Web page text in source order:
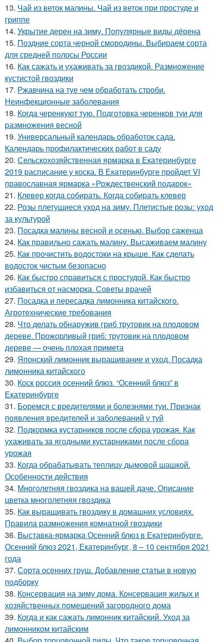
13. Чай из веток малины. Чай из веток при простуде и
гриппе
14. Укрытие дерен на зиму. Популярные виды дёрена
15. Поздние сорта черной смородины. Выбираем сорта
для средней полосы России
16. Как сажать и ухаживать за гвоздикой. Размножение
кустистой гвоздики
17. Ржавчина на туе чем обработать строби.
Неинфекционные заболевания
18. Когда черенкуют тую. Подготовка черенков туи для
размножения весной
19. Универсальный календарь обработок сада.
Календарь профилактических работ в саду
20. Сельскохозяйственная ярмарка в Екатеринбурге
2019 расписание у коска. В Екатеринбурге пройдет VI
православная ярмарка «Рождественский подарок»
21. Клевер когда собирать. Когда собирать клевер
22. Розы плетущиеся уход на зиму. Плетистые розы: уход
за культурой
23. Посадка малины весной и осенью. Выбор саженца
24. Как правильно сажать малину. Высаживаем малину
25. Как прочистить водостоки на крыше. Как сделать
водосток чистым безопасно
26. Как быстро справиться с простудой. Как быстро
избавиться от насморка. Советы врачей
27. Посадка и пересадка лимонника китайского.
Агротехнические требования
28. Что делать обнаружив гриб трутовик на плодовом
дереве. Прожорливый гриб: трутовик на плодовом
дереве — очень плохая примета
29. Японский лимонник выращивание и уход. Посадка
лимонника китайского
30. Коск россия осенний блюз. “Осенний блюз” в
Екатеринбурге
31. Боремся с вредителями и болезнями туи. Признак
появления вредителей и заболеваний у туй
32. Подкормка кустарников после сбора урожая. Как
ухаживать за ягодными кустарниками после сбора
урожая
33. Когда обрабатывать теплицу дымовой шашкой.
Особенности действия
34. Многолетняя гвоздика на вашей даче. Описание
цветка многолетняя гвоздика
35. Как выращивать гвоздику в домашних условиях.
Правила размножения комнатной гвоздики
36. Выставка-ярмарка Осенний блюз в Екатеринбурге.
Осенний блюз 2021, Екатеринбург, 8 – 10 сентября 2021
года
37. Сорта осенних груш. Добавление статьи в новую
подборку
38. Консервация на зиму дома. Консервация жилых и
хозяйственных помещений загородного дома
39. Когда и как сажать лимонник китайский. Уход за
лимонником китайским